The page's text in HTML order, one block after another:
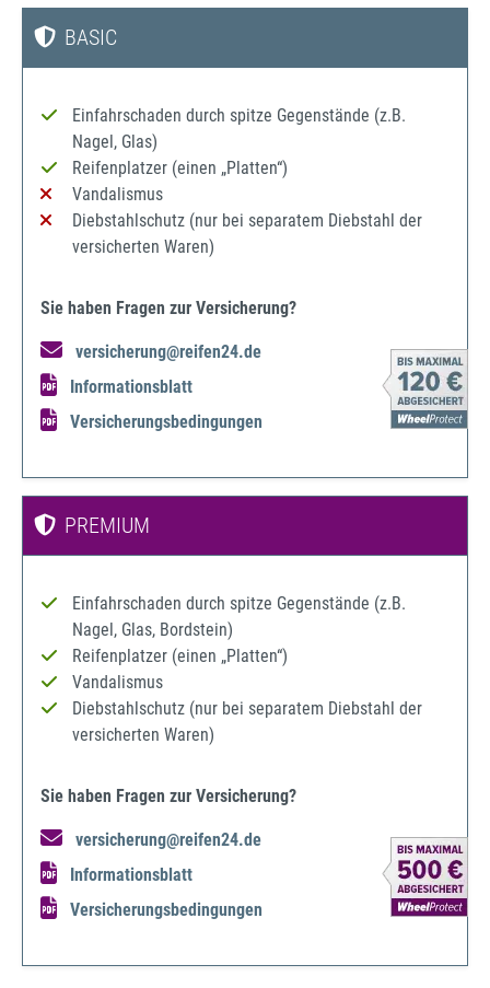
BASIC
Einfahrschaden durch spitze Gegenstände (z.B.
Nagel, Glas)
Reifenplatzer (einen „Platten“)
Vandalismus
Diebstahlschutz (nur bei separatem Diebstahl der
versicherten Waren)
Sie haben Fragen zur Versicherung?
versicherung@reifen24.de
Informationsblatt
Versicherungsbedingungen
PREMIUM
Einfahrschaden durch spitze Gegenstände (z.B.
Nagel, Glas, Bordstein)
Reifenplatzer (einen „Platten“)
Vandalismus
Diebstahlschutz (nur bei separatem Diebstahl der
versicherten Waren)
Sie haben Fragen zur Versicherung?
versicherung@reifen24.de
Informationsblatt
Versicherungsbedingungen